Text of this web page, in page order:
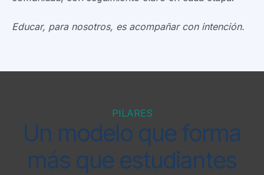
Educar, para nosotros, es acompañar con intención.
PILARES
Un modelo que forma
más que estudiantes